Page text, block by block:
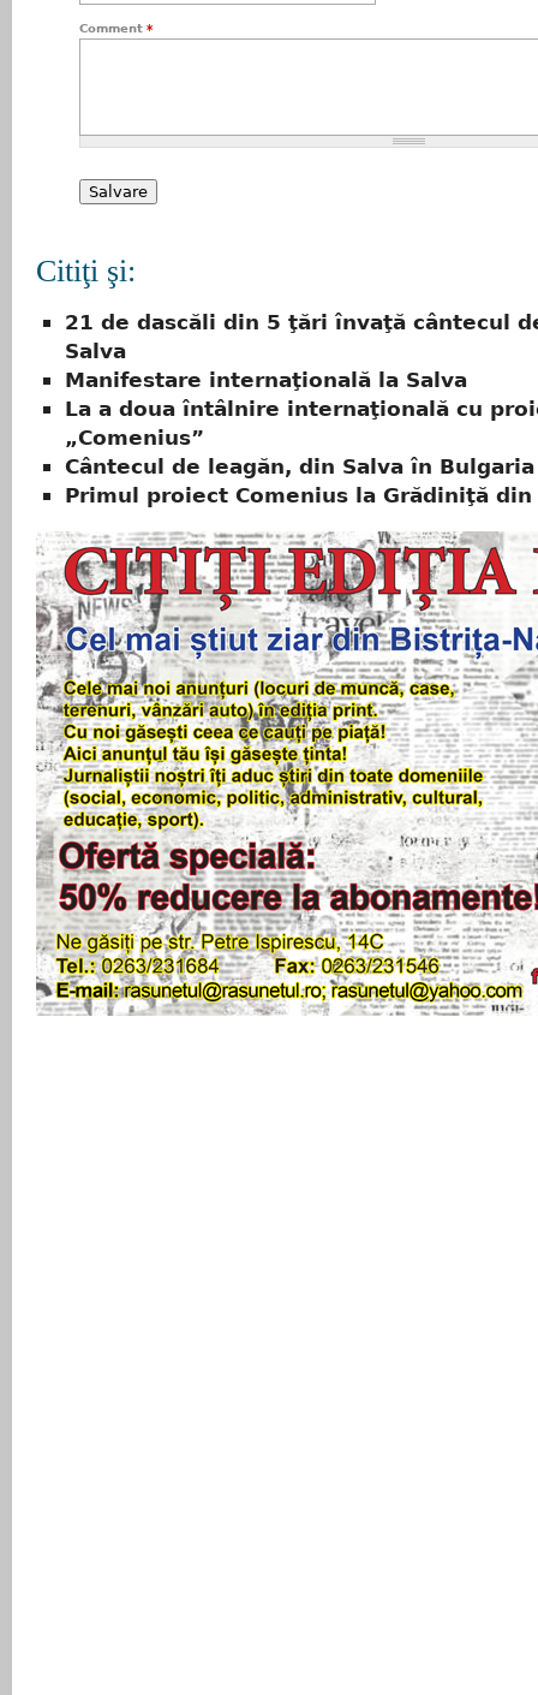
Comment *
Citiţi şi:
21 de dascăli din 5 ţări învaţă cântecul
Salva
Manifestare internaţională la Salva
La a doua întâlnire internaţională cu
„Comenius”
Cântecul de leagăn, din Salva în Bulgaria
Primul proiect Comenius la Grădiniţă